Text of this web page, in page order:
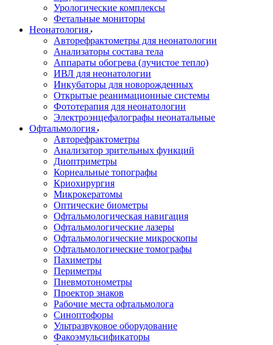
Урологические комплексы
Фетальные мониторы
Неонатология
Авторефрактометры для неонатологии
Анализаторы состава тела
Аппараты обогрева (лучистое тепло)
ИВЛ для неонатологии
Инкубаторы для новорожденных
Открытые реанимационные системы
Фототерапия для неонатологии
Электроэнцефалографы неонатальные
Офтальмология
Авторефрактометры
Анализатор зрительных функций
Диоптриметры
Корнеальные топографы
Криохирургия
Микрокератомы
Оптические биометры
Офтальмологическая навигация
Офтальмологические лазеры
Офтальмологические микроскопы
Офтальмологические томографы
Пахиметры
Периметры
Пневмотонометры
Проектор знаков
Рабочие места офтальмолога
Синоптофоры
Ультразвуковое оборудование
Факоэмульсификаторы